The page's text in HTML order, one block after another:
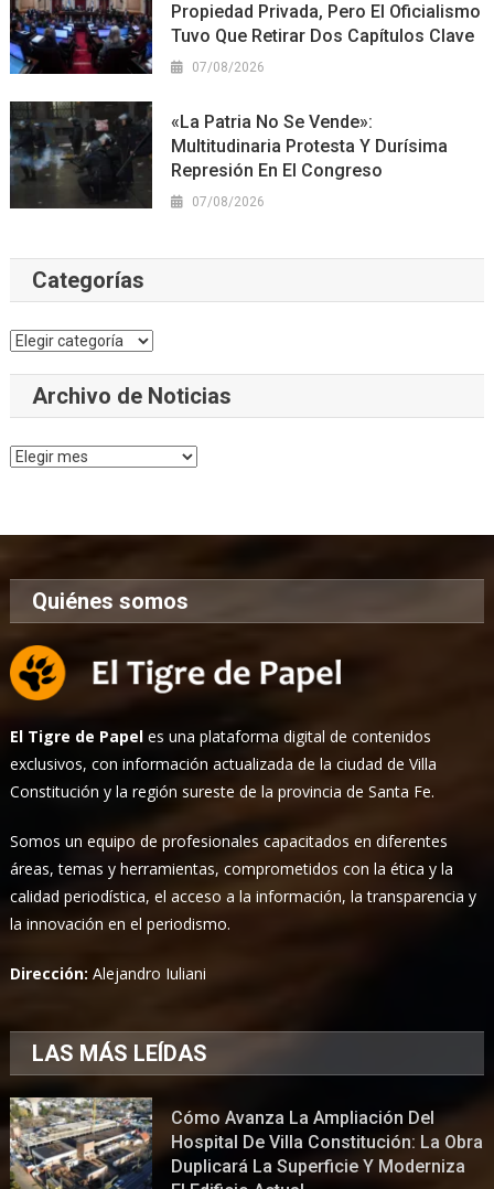
Propiedad Privada, Pero El Oficialismo
Tuvo Que Retirar Dos Capítulos Clave
07/08/2026
«La Patria No Se Vende»:
Multitudinaria Protesta Y Durísima
Represión En El Congreso
07/08/2026
Categorías
Categorías
Archivo de Noticias
Archivo
Quiénes somos
El Tigre de Papel es una plataforma digital de contenidos
exclusivos, con información actualizada de la ciudad de Villa
Constitución y la región sureste de la provincia de Santa Fe.
Somos un equipo de profesionales capacitados en diferentes
áreas, temas y herramientas, comprometidos con la ética y la
calidad periodística, el acceso a la información, la transparencia y
la innovación en el periodismo.
Dirección:Alejandro Iuliani
LAS MÁS LEÍDAS
Cómo Avanza La Ampliación Del
Hospital De Villa Constitución: La Obra
Duplicará La Superficie Y Moderniza